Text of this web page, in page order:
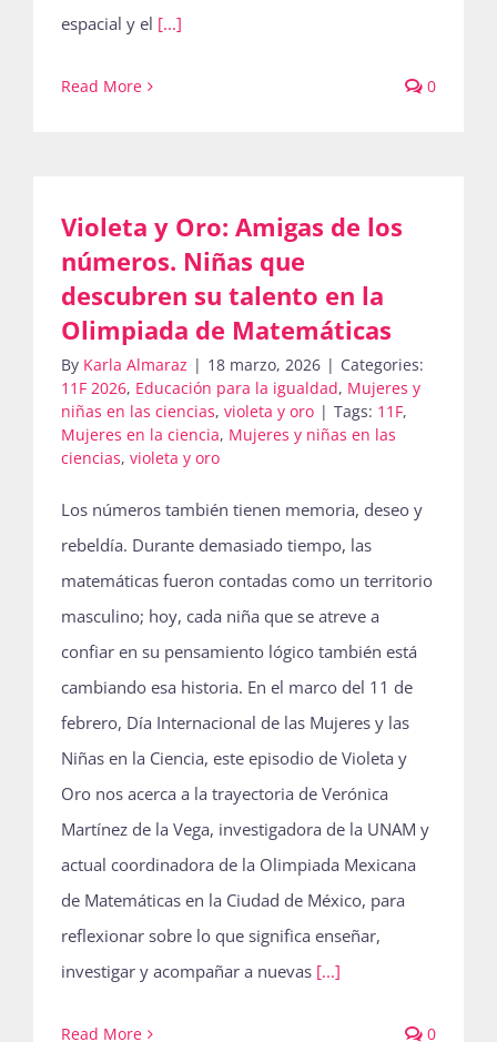
espacial y el [...]
Read More 0
Violeta y Oro: Amigas de los
números. Niñas que
descubren su talento en la
Olimpiada de Matemáticas
By Karla Almaraz | 18 marzo, 2026 | Categories:
11F 2026, Educación para la igualdad, Mujeres y
niñas en las ciencias, violeta y oro | Tags: 11F,
Mujeres en la ciencia, Mujeres y niñas en las
ciencias, violeta y oro
Los números también tienen memoria, deseo y
rebeldía. Durante demasiado tiempo, las
matemáticas fueron contadas como un territorio
masculino; hoy, cada niña que se atreve a
confiar en su pensamiento lógico también está
cambiando esa historia. En el marco del 11 de
febrero, Día Internacional de las Mujeres y las
Niñas en la Ciencia, este episodio de Violeta y
Oro nos acerca a la trayectoria de Verónica
Martínez de la Vega, investigadora de la UNAM y
actual coordinadora de la Olimpiada Mexicana
de Matemáticas en la Ciudad de México, para
reflexionar sobre lo que significa enseñar,
investigar y acompañar a nuevas [...]
Read More 0